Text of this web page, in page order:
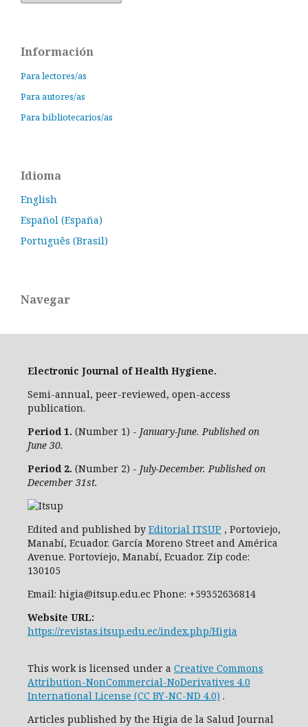
Información
Para lectores/as
Para autores/as
Para bibliotecarios/as
Idioma
English
Español (España)
Português (Brasil)
Navegar
Electronic Journal of Health Hygiene.
Semi-annual, peer-reviewed, open-access
publication.
Period 1. (Number 1) - January-June. Published on
June 30.
Period 2. (Number 2) - July-December. Published on
December 31st.
Edited and published by Editorial ITSUP , Portoviejo,
Manabí, Ecuador. García Moreno Street and América
Avenue. Portoviejo, Manabí, Ecuador. Zip code:
130105
Email: higia@itsup.edu.ec Phone: +59352636814
Website URL:
https://revistas.itsup.edu.ec/index.php/Higia
This work is licensed under a Creative Commons
Attribution-NonCommercial-NoDerivatives 4.0
International License (CC BY-NC-ND 4.0) .
Articles published by the Higia de la Salud Journal